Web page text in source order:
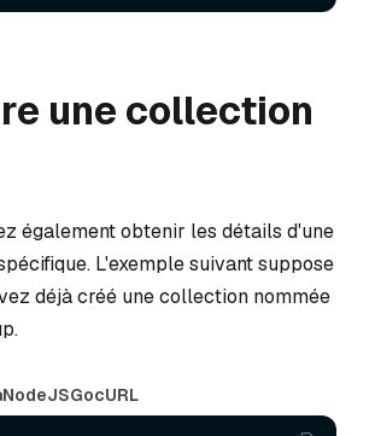
une collection
également obtenir les détails d'une
L'exemple suivant suppose
déjà créé une collection nommée
NodeJSGocURL